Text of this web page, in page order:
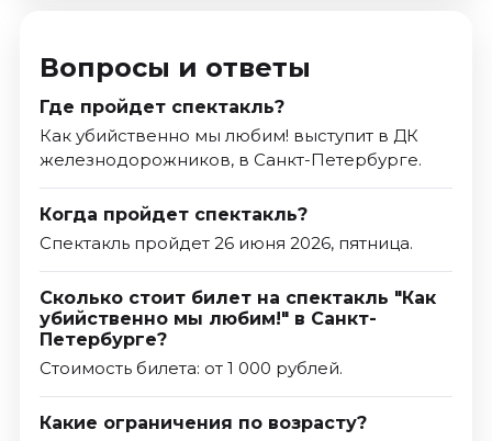
Вопросы и ответы
Где пройдет спектакль?
Как убийственно мы любим! выступит в ДК
железнодорожников, в Санкт-Петербурге.
Когда пройдет спектакль?
Спектакль пройдет 26 июня 2026, пятница.
Сколько стоит билет на спектакль "Как
убийственно мы любим!" в Санкт-
Петербурге?
Стоимость билета: от 1 000 рублей.
Какие ограничения по возрасту?